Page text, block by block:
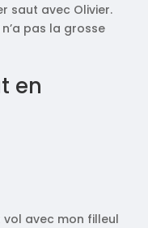
saut avec Olivier.
pas la grosse
en
vol avec mon filleul